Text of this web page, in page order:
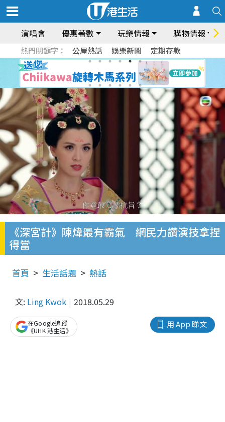
演唱會 優惠著數 玩樂情報 購物情報
熱門關鍵字： 公屋熱話 娛樂新聞 定期存款
《深宮計》陳煒最有霸氣 網民力讚演技拿捏
得當
首頁 生活話題 熱話
文: Ling Kwok 2018.05.29
用 App 睇文
在Google追蹤
《UHK 港生活》